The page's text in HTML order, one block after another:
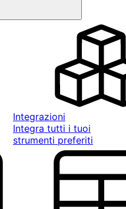
Integrazioni
Integra tutti i tuoi
strumenti preferiti